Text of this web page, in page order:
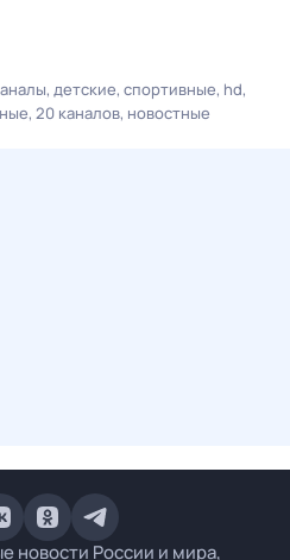
детские спортивные hd
20 каналов новостные
новости России и мира,